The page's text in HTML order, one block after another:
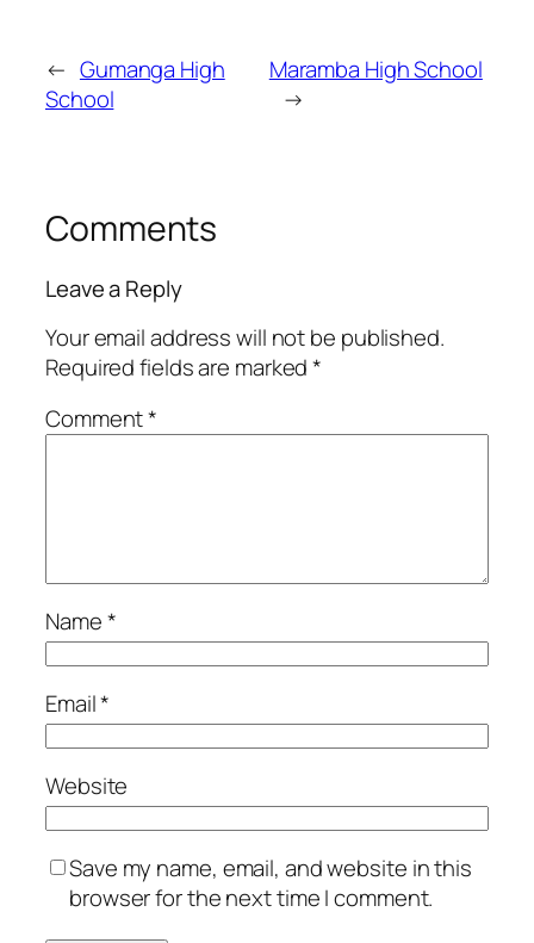
← Gumanga High
School
Maramba High School
→
Comments
Leave a Reply
Your email address will not be published.
Required fields are marked*
Comment*
Name*
Email*
Website
Save my name, email, and website in this
browser for the next time I comment.